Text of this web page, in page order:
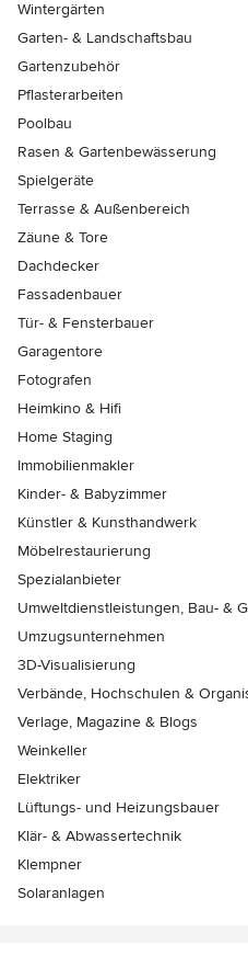
Wintergärten
Garten- & Landschaftsbau
Gartenzubehör
Pflasterarbeiten
Poolbau
Rasen & Gartenbewässerung
Spielgeräte
Terrasse & Außenbereich
Zäune & Tore
Dachdecker
Fassadenbauer
Tür- & Fensterbauer
Garagentore
Fotografen
Heimkino & Hifi
Home Staging
Immobilienmakler
Kinder- & Babyzimmer
Künstler & Kunsthandwerk
Möbelrestaurierung
Spezialanbieter
Umweltdienstleistungen, Bau- &
Umzugsunternehmen
3D-Visualisierung
Verbände, Hochschulen &
Verlage, Magazine & Blogs
Weinkeller
Elektriker
Lüftungs- und Heizungsbauer
Klär- & Abwassertechnik
Klempner
Solaranlagen